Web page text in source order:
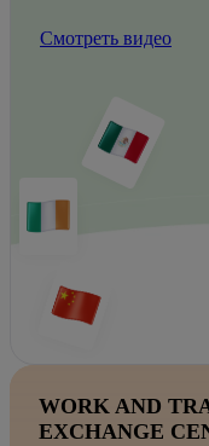
Смотреть видео
WORK AND
EXCHANGE